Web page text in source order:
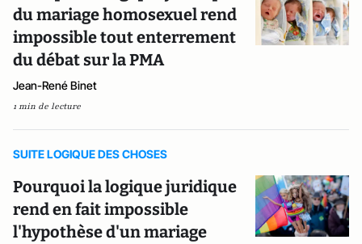
du mariage homosexuel rend
impossible tout enterrement
du débat sur la PMA
Jean-René Binet
1 min de lecture
SUITE LOGIQUE DES CHOSES
Pourquoi la logique juridique
rend en fait impossible
l'hypothèse d'un mariage